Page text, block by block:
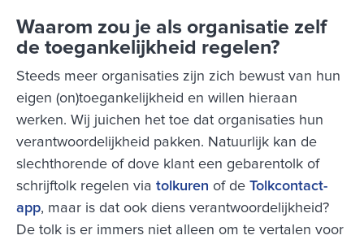
Waarom zou je als organisatie zelf
de toegankelijkheid regelen?
Steeds meer organisaties zijn zich bewust van hun
eigen (on)toegankelijkheid en willen hieraan
werken. Wij juichen het toe dat organisaties hun
verantwoordelijkheid pakken. Natuurlijk kan de
slechthorende of dove klant een gebarentolk of
schrijftolk regelen via tolkuren of de Tolkcontact-
app, maar is dat ook diens verantwoordelijkheid?
De tolk is er immers niet alleen om te vertalen voor